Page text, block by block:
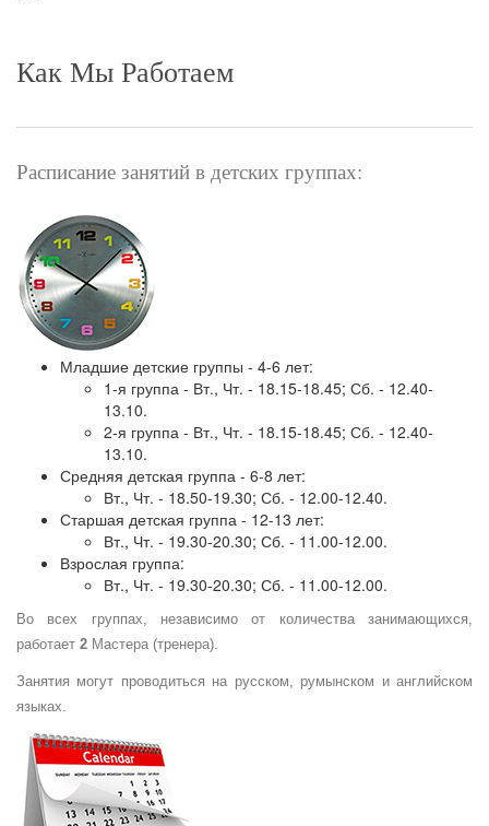
Как Мы Работаем
Расписание занятий в детских группах:
Младшие детские группы - 4-6 лет:
1-я группа - Вт., Чт. - 18.15-18.45; Сб. - 12.40-
13.10.
2-я группа - Вт., Чт. - 18.15-18.45; Сб. - 12.40-
13.10.
Средняя детская группа - 6-8 лет:
Вт., Чт. - 18.50-19.30; Сб. - 12.00-12.40.
Старшая детская группа - 12-13 лет:
Вт., Чт. - 19.30-20.30; Сб. - 11.00-12.00.
Взрослая группа:
Вт., Чт. - 19.30-20.30; Сб. - 11.00-12.00.
Во всех группах, независимо от количества занимающихся,
работает 2 Мастера (тренера).
Занятия могут проводиться на русском, румынском и английском
языках.